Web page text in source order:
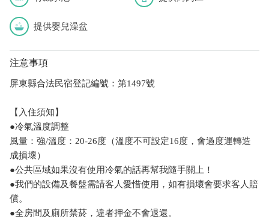
提供嬰兒澡盆
注意事項
屏東縣合法民宿登記編號：第1497號
【入住須知】
●冷氣溫度調整
風量：強/溫度：20-26度（溫度不可設定16度，會過度運轉造
成損壞）
●公共區域如果沒有使用冷氣的話再幫我隨手關上！
●我們的設備及餐盤需請客人愛惜使用，如有損壞會要求客人賠
償。
●全房間及廁所禁菸，違者押金不會退還。